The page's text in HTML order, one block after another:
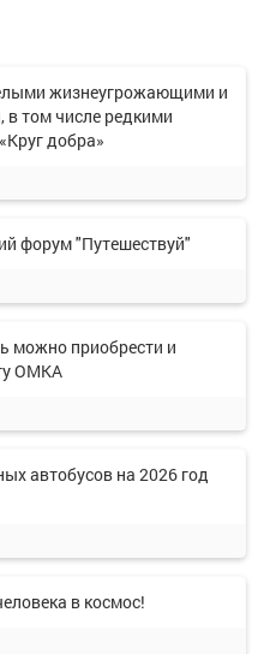
жизнеугрожающими и
в том числе редкими
добра»
форум "Путешествуй"
можно приобрести и
ОМКА
автобусов на 2026 год
в космос!